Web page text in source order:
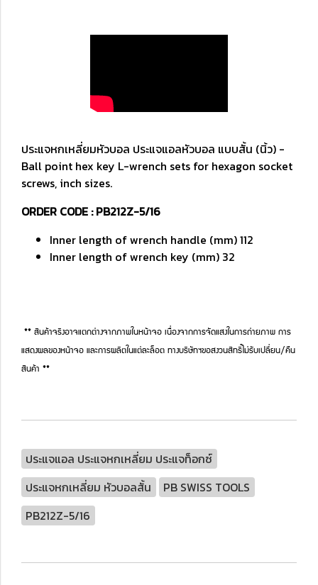
ประแจหกเหลี่ยมหัวบอล ประแจแอลหัวบอล แบบสั้น (นิ้ว) -
Ball point hex key L-wrench sets for hexagon socket
screws, inch sizes.
ORDER CODE : PB212Z-5/16
Inner length of wrench handle (mm) 112
Inner length of wrench key (mm) 32
** สินค้าจริงอาจแตกต่างจากภาพในหน้าจอ เนื่องจากการจัดแสงในการถ่ายภาพ การ
แสดงผลของหน้าจอ และการผลิตในแต่ละล็อต ทางบริษัทฯขอสงวนสิทธิ์ไม่รับเปลี่ยน/คืน
สินค้า **
ประแจแอล ประแจหกเหลี่ยม ประแจท็อกซ์
ประแจหกเหลี่ยม หัวบอลสั้น
PB SWISS TOOLS
PB212Z-5/16